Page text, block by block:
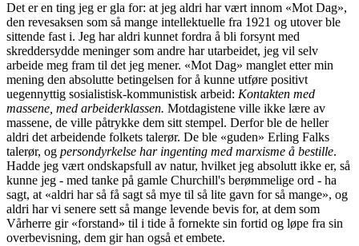
Det er en ting jeg er gla for: at jeg aldri har vært innom «Mot Dag»,
den revesaksen som så mange intellektuelle fra 1921 og utover ble
sittende fast i. Jeg har aldri kunnet fordra å bli forsynt med
skreddersydde meninger som andre har utarbeidet, jeg vil selv
arbeide meg fram til det jeg mener. «Mot Dag» manglet etter min
mening den absolutte betingelsen for å kunne utføre positivt
uegennyttig sosialistisk-kommunistisk arbeid: Kontakten med
massene, med arbeiderklassen. Motdagistene ville ikke lære av
massene, de ville påtrykke dem sitt stempel. Derfor ble de heller
aldri det arbeidende folkets talerør. De ble «guden» Erling Falks
talerør, og persondyrkelse har ingenting med marxisme å bestille.
Hadde jeg vært ondskapsfull av natur, hvilket jeg absolutt ikke er, så
kunne jeg - med tanke på gamle Churchill's berømmelige ord - ha
sagt, at «aldri har så få sagt så mye til så lite gavn for så mange», og
aldri har vi senere sett så mange levende bevis for, at dem som
Vårherre gir «forstand» til i tide å fornekte sin fortid og løpe fra sin
overbevisning, dem gir han også et embete.